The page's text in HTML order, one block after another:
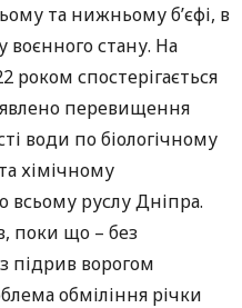
та нижньому б’єфі, в
воєнного стану. На
роком спостерігається
перевищення
води по біологічному
хімічному
руслу Дніпра.
поки що – без
підрив ворогом
обміління річки